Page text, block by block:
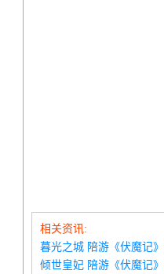
相关资讯:
暮光之城 陪游《伏魔记
倾世皇妃 陪游《伏魔记